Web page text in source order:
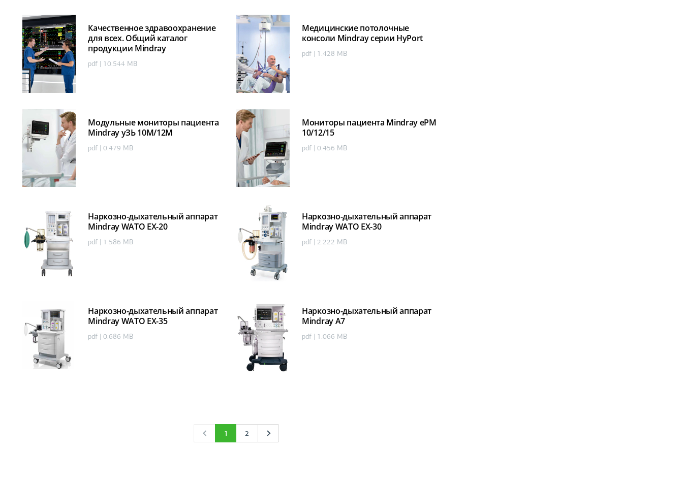
Качественное здравоохранение
для всех. Общий каталог
продукции Mindray
pdf | 10.544 MB
Медицинские потолочные
консоли Mindray серии HyPort
pdf | 1.428 MB
Модульные мониторы пациента
Mindray уЗЬ 10M/12M
pdf | 0.479 MB
Мониторы пациента Mindray ePM
10/12/15
pdf | 0.456 MB
Наркозно-дыхательный аппарат
Mindray WATO EX-20
pdf | 1.586 MB
Наркозно-дыхательный аппарат
Mindray WATO EX-30
pdf | 2.222 MB
Наркозно-дыхательный аппарат
Mindray WATO EX-35
pdf | 0.686 MB
Наркозно-дыхательный аппарат
Mindray А7
pdf | 1.066 MB
1 2